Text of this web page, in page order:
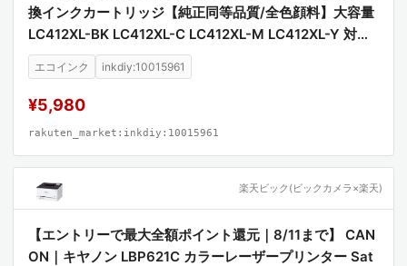
換インクカートリッジ【純正同等品質/全色顔料】大容量
LC412XL-BK LC412XL-C LC412XL-M LC412XL-Y 対応
プリンター MFC-J7100CDW MFC-J7300CDW 高品質
顔料インク 互換インク
エコインク inkdiy:10015961
¥5,980
rakuten_market:inkdiy:10015961
楽天ビック(ビックカメラ×楽天)
【エントリーで最大全額ポイント還元｜8/11まで】 CAN
ON｜キヤノン LBP621C カラーレーザープリンター Sat